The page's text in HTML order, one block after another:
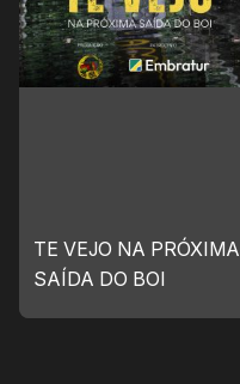
TE VEJO NA PRÓXIMA
SAÍDA DO BOI